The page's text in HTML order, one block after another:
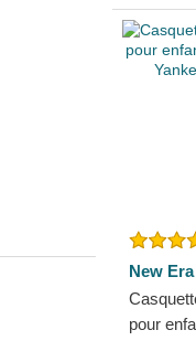
New Era
pour
York